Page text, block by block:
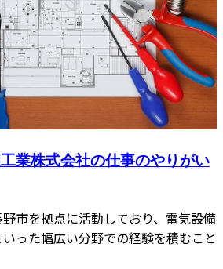
業株式会社の仕事のやりがい
市を拠点に活動しており、電気設備
った幅広い分野での経験を積むこと